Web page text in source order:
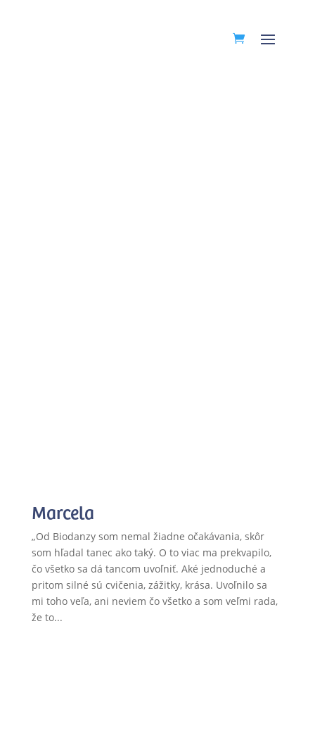
Marcela
„Od Biodanzy som nemal žiadne očakávania, skôr
som hľadal tanec ako taký. O to viac ma prekvapilo,
čo všetko sa dá tancom uvoľniť. Aké jednoduché a
pritom silné sú cvičenia, zážitky, krása. Uvoľnilo sa
mi toho veľa, ani neviem čo všetko a som veľmi rada,
že to...